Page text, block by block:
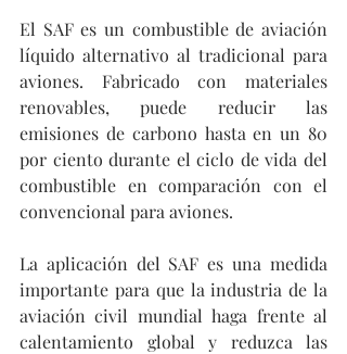
El SAF es un combustible de aviación
líquido alternativo al tradicional para
aviones. Fabricado con materiales
renovables, puede reducir las
emisiones de carbono hasta en un 80
por ciento durante el ciclo de vida del
combustible en comparación con el
convencional para aviones.
La aplicación del SAF es una medida
importante para que la industria de la
aviación civil mundial haga frente al
calentamiento global y reduzca las